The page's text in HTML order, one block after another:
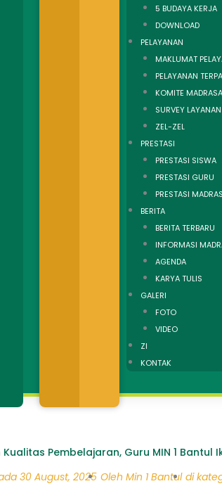
5 BUDAYA KERJA
DOWNLOAD
PELAYANAN
MAKLUMAT
PELAYANAN
KOMITE
SURVEY LAYANAN
ZEL-ZEL
PRESTASI
PRESTASI SISWA
PRESTASI GURU
PRESTASI
BERITA
BERITA TERBARU
INFORMASI
AGENDA
KARYA TULIS
GALERI
FOTO
VIDEO
ZI
KONTAK
Pembelajaran, Guru MIN 1 Bantul
30 August, 2025 Oleh Min 1 Bantul di